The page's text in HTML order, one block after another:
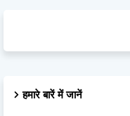
हमारे बारें में जानें